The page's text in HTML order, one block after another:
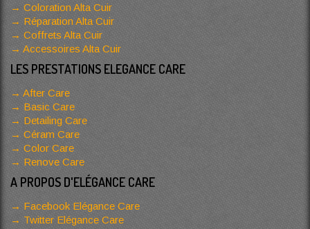
Coloration Alta Cuir
Réparation Alta Cuir
Coffrets Alta Cuir
Accessoires Alta Cuir
LES PRESTATIONS ELEGANCE CARE
After Care
Basic Care
Detailing Care
Céram Care
Color Care
Renove Care
A PROPOS D'ELÉGANCE CARE
Facebook Elégance Care
Twitter Elégance Care